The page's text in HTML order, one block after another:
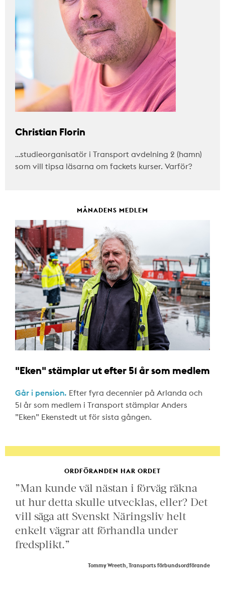
Christian Florin
…studieorganisatör i Transport avdelning 2 (hamn)
som vill tipsa läsarna om fackets kurser. Varför?
MÅNADENS MEDLEM
"Eken" stämplar ut efter 51 år som medlem
Går i pension. Efter fyra decennier på Arlanda och
51 år som medlem i Transport stämplar Anders
”Eken” Ekenstedt ut för sista gången.
ORDFÖRANDEN HAR ORDET
”Man kunde väl nästan i förväg räkna
ut hur detta skulle utvecklas, eller? Det
vill säga att Svenskt Näringsliv helt
enkelt vägrar att förhandla under
fredsplikt.”
Tommy Wreeth, Transports förbundsordförande